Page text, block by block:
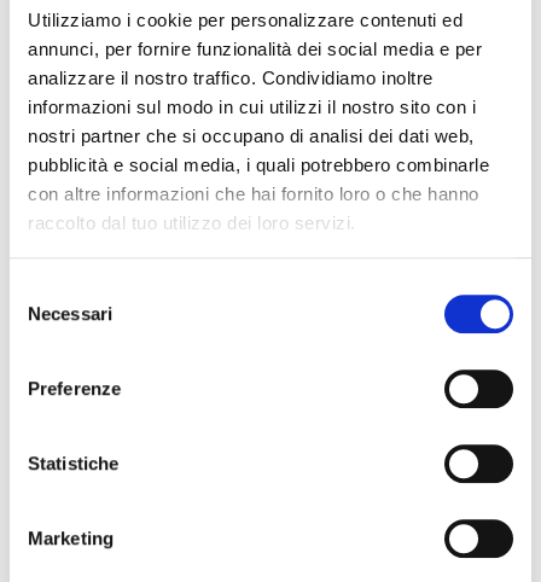
Utilizziamo i cookie per personalizzare contenuti ed
annunci, per fornire funzionalità dei social media e per
analizzare il nostro traffico. Condividiamo inoltre
informazioni sul modo in cui utilizzi il nostro sito con i
nostri partner che si occupano di analisi dei dati web,
pubblicità e social media, i quali potrebbero combinarle
con altre informazioni che hai fornito loro o che hanno
raccolto dal tuo utilizzo dei loro servizi.
delNecessari
Preferenze
Statistiche
Marketing
sperimentazione
dell'intelligenza artificiale: cosa abbiamo
August 5, 2026